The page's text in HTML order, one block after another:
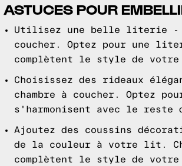
POUR
Utilisez une belle literie -
coucher. Optez pour une
complètent le style de votre
Choisissez des rideaux
chambre à coucher. Optez
s'harmonisent avec le reste
Ajoutez des coussins
de la couleur à votre lit.
complètent le style de votre